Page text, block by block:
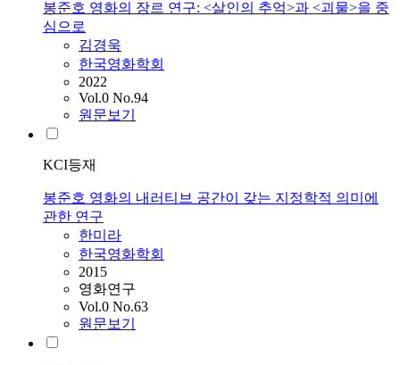
봉준호 영화의 장르 연구: <살인의 추억>과 <괴물>을 중
심으로
김경욱
한국영화학회
2022
Vol.0 No.94
원문보기
KCI등재
봉준호 영화의 내러티브 공간이 갖는 지정학적 의미에
관한 연구
한미라
한국영화학회
2015
영화연구
Vol.0 No.63
원문보기